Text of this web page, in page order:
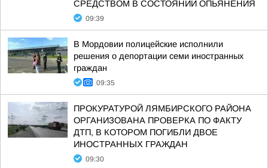
СРЕДСТВОМ В СОСТОЯНИИ ОПЬЯНЕНИЯ
09:39
В Мордовии полицейские исполнили
решения о депортации семи иностранных
граждан
09:35
ПРОКУРАТУРОЙ ЛЯМБИРСКОГО РАЙОНА
ОРГАНИЗОВАНА ПРОВЕРКА ПО ФАКТУ
ДТП, В КОТОРОМ ПОГИБЛИ ДВОЕ
ИНОСТРАННЫХ ГРАЖДАН
09:30